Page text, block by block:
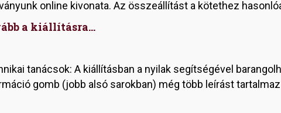
online kivonata. Az összeállítást a kötethez
a kiállításra...
tanácsok: A kiállításban a nyilak segítségével
gomb (jobb alsó sarokban) még több leírást